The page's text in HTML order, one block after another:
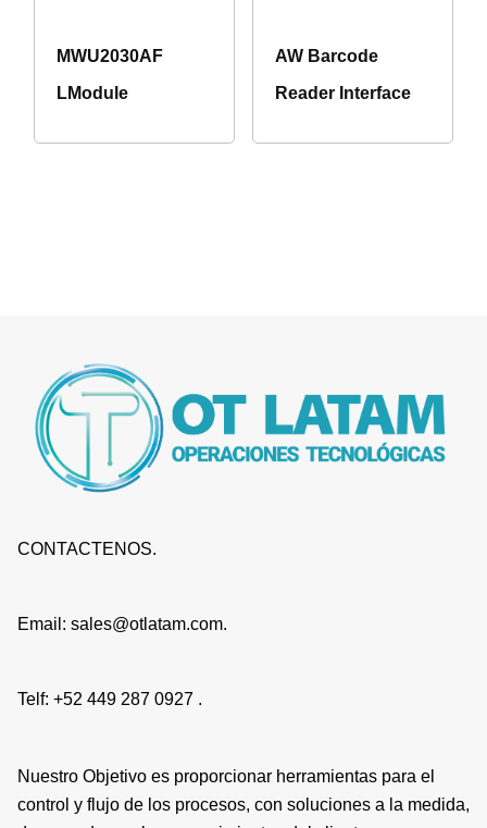
MWU2030AF
LModule
AW Barcode
Reader Interface
CONTACTENOS.
Email: sales@otlatam.com.
Telf: +52 449 287 0927 .
Nuestro Objetivo es proporcionar herramientas para el
control y flujo de los procesos, con soluciones a la medida,